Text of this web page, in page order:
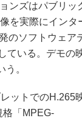
ンズはパブリッ
を実際にインタ
のソフトウェア
ている。デモの
。
ットでのH.265
格「MPEG-